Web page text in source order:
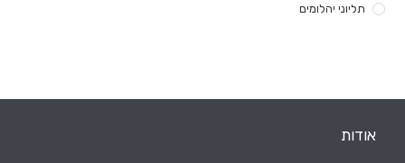
תליוני יהלומים
אודות